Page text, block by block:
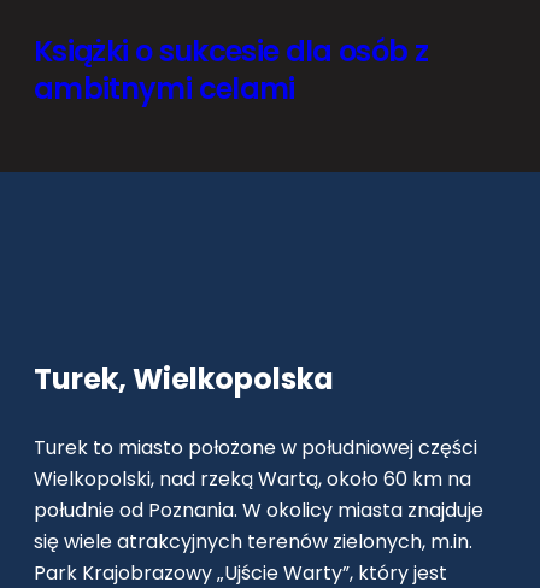
Książki o sukcesie dla osób z
ambitnymi celami
Turek, Wielkopolska
Turek to miasto położone w południowej części
Wielkopolski, nad rzeką Wartą, około 60 km na
południe od Poznania. W okolicy miasta znajduje
się wiele atrakcyjnych terenów zielonych, m.in.
Park Krajobrazowy „Ujście Warty”, który jest